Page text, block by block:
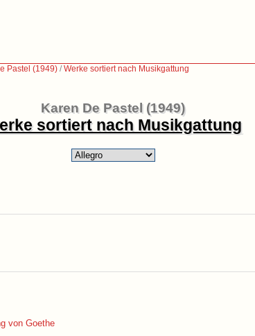
Pastel (1949) /Werke sortiert nach Musikgattung
Karen De Pastel (1949)
sortiert nach Musikgattung
von Goethe